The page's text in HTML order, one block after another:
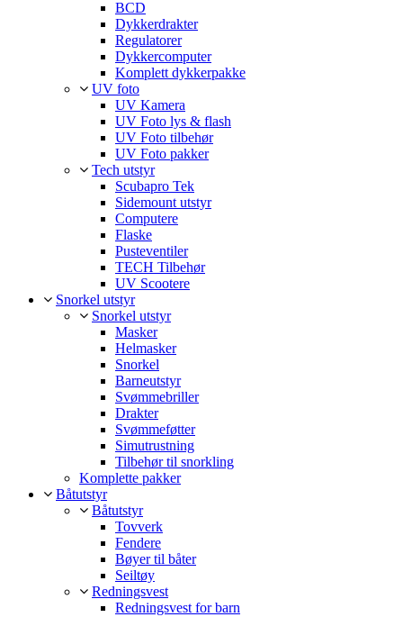
BCD
Dykkerdrakter
Regulatorer
Dykkercomputer
Komplett dykkerpakke
UV foto
UV Kamera
UV Foto lys & flash
UV Foto tilbehør
UV Foto pakker
Tech utstyr
Scubapro Tek
Sidemount utstyr
Computere
Flaske
Pusteventiler
TECH Tilbehør
UV Scootere
Snorkel utstyr
Snorkel utstyr
Masker
Helmasker
Snorkel
Barneutstyr
Svømmebriller
Drakter
Svømmeføtter
Simutrustning
Tilbehør til snorkling
Komplette pakker
Båtutstyr
Båtutstyr
Tovverk
Fendere
Bøyer til båter
Seiltøy
Redningsvest
Redningsvest for barn